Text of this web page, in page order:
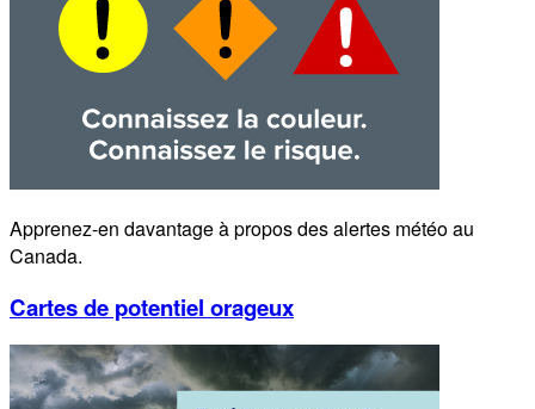
Apprenez-en davantage à propos des alertes météo au
Canada.
Cartes de potentiel orageux